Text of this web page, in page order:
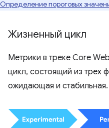
Определение пороговых
Жизненный цикл
Метрики в треке Core
цикл, состоящий из трех
ожидающая и стабильная.